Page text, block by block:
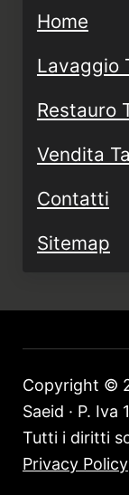
Home
Lavaggio
Restauro
Vendita
Contatti
Sitemap
Copyright ©
Saeid · P. Iva
Tutti i diritti
Privacy Policy